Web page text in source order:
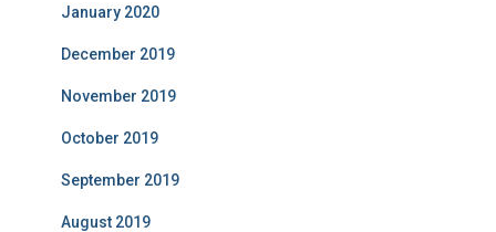
January 2020
December 2019
November 2019
October 2019
September 2019
August 2019